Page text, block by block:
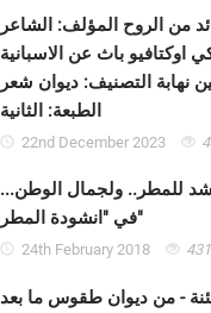
من الروح المؤلف: الشاعر
اوكتافيو باث عن الاسبانية
نهابة التصنيف: ديوان شعر
الطبعة: الثانية
22nd December 2023
للمطر.. ولجمال الوطن...
في "انشودة المطر"
24th February 2018
- من ديوان طقوس ما بعد